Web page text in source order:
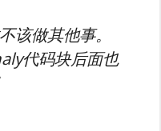
该做其他事。
代码块后面也